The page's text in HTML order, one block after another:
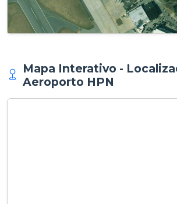
Mapa Interativo -
Aeroporto HPN